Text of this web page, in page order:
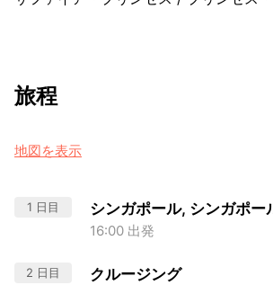
旅程
地図を表示
1 日目 シンガポール, シンガポー
16:00 出発
2 日目 クルージング